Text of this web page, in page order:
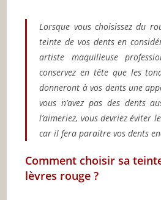
Lorsque vous choisissez du
teinte de vos dents en
artiste maquilleuse
conservez en tête que les
donneront à vos dents une
vous n’avez pas des dents
l’aimeriez, vous devriez éviter
car il fera paraitre vos dents
Comment choisir sa
lèvres rouge ?